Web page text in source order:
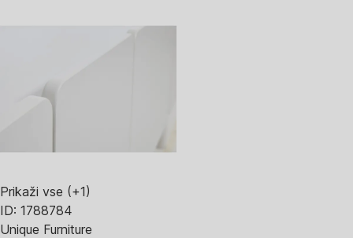
Prikaži vse (+1)
ID: 1788784
Unique Furniture